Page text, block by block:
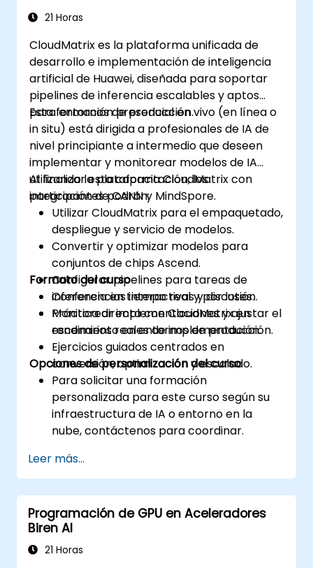
21 Horas
CloudMatrix es la plataforma unificada de
desarrollo e implementación de inteligencia
artificial de Huawei, diseñada para soportar
pipelines de inferencia escalables y aptos
para entornos de producción.
Esta formación presencial en vivo (en línea o
in situ) está dirigida a profesionales de IA de
nivel principiante a intermedio que deseen
implementar y monitorear modelos de IA
utilizando la plataforma CloudMatrix con
integración de CANN y MindSpore.
Al finalizar esta capacitación, los
participantes podrán:
Utilizar CloudMatrix para el empaquetado,
despliegue y servicio de modelos.
Convertir y optimizar modelos para
conjuntos de chips Ascend.
Configurar pipelines para tareas de
inferencia en tiempo real y por lotes.
Monitorear implementaciones y ajustar el
rendimiento en entornos de producción.
Formato del curso
Conferencias interactivas y discusión.
Práctica directa con CloudMatrix en
escenarios reales de implementación.
Ejercicios guiados centrados en
conversión, optimización y escalado.
Opciones de personalización del curso
Para solicitar una formación
personalizada para este curso según su
infraestructura de IA o entorno en la
nube, contáctenos para coordinar.
Leer más...
Programación de GPU en Aceleradores
Biren AI
21 Horas